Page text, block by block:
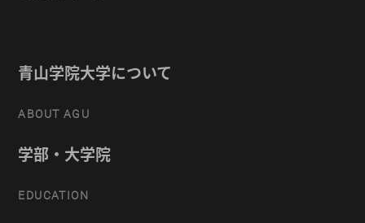
青山学院大学について
ABOUT AGU
学部・大学院
EDUCATION